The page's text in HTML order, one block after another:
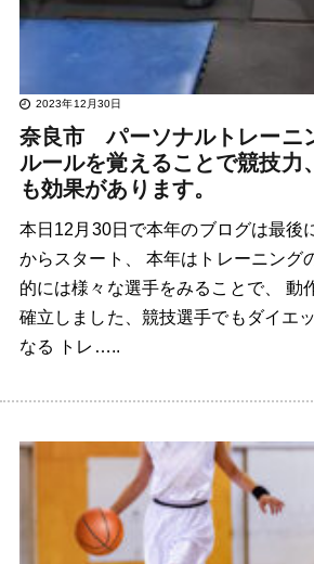
2023年12月30日
奈良市 パーソナルトレーニ
ルールを覚えることで競技力
も効果があります。
本日12月30日で本年のブログは最後
からスタート、 本年はトレーニング
的には様々な選手をみることで、 動
確立しました、競技選手でもダイエ
なる トレ…..